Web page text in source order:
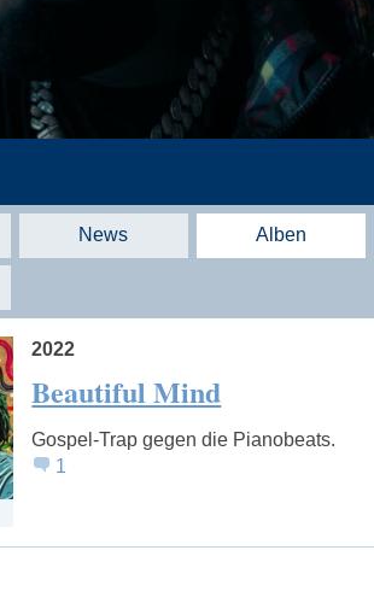
News Alben
2022
Beautiful Mind
Gospel-Trap gegen die Pianobeats.
1